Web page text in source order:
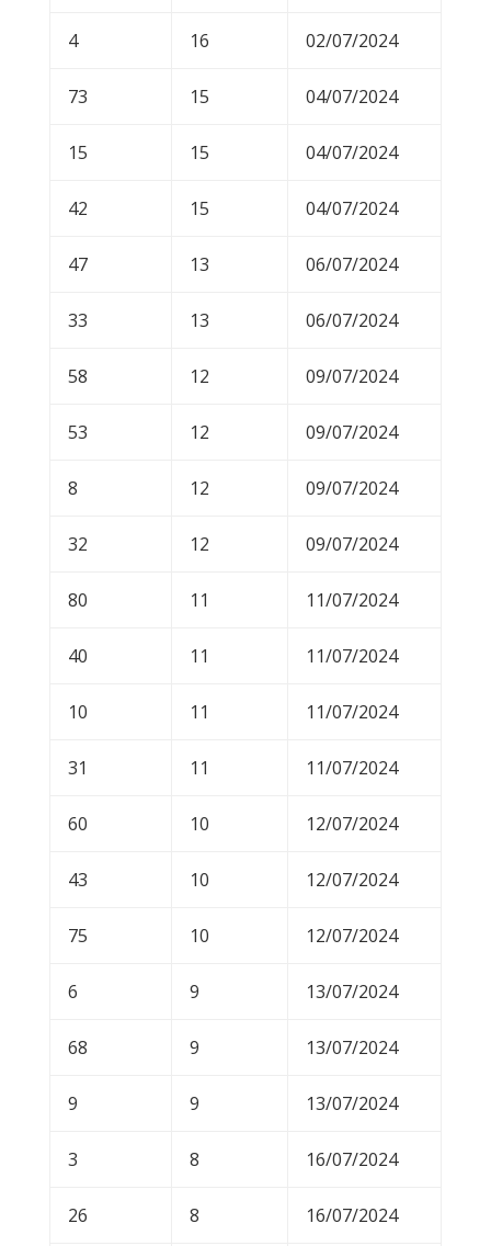
4 16 02/07/2024
73 15 04/07/2024
15 15 04/07/2024
42 15 04/07/2024
47 13 06/07/2024
33 13 06/07/2024
58 12 09/07/2024
53 12 09/07/2024
8 12 09/07/2024
32 12 09/07/2024
80 11 11/07/2024
40 11 11/07/2024
10 11 11/07/2024
31 11 11/07/2024
60 10 12/07/2024
43 10 12/07/2024
75 10 12/07/2024
6 9 13/07/2024
68 9 13/07/2024
9 9 13/07/2024
3 8 16/07/2024
26 8 16/07/2024